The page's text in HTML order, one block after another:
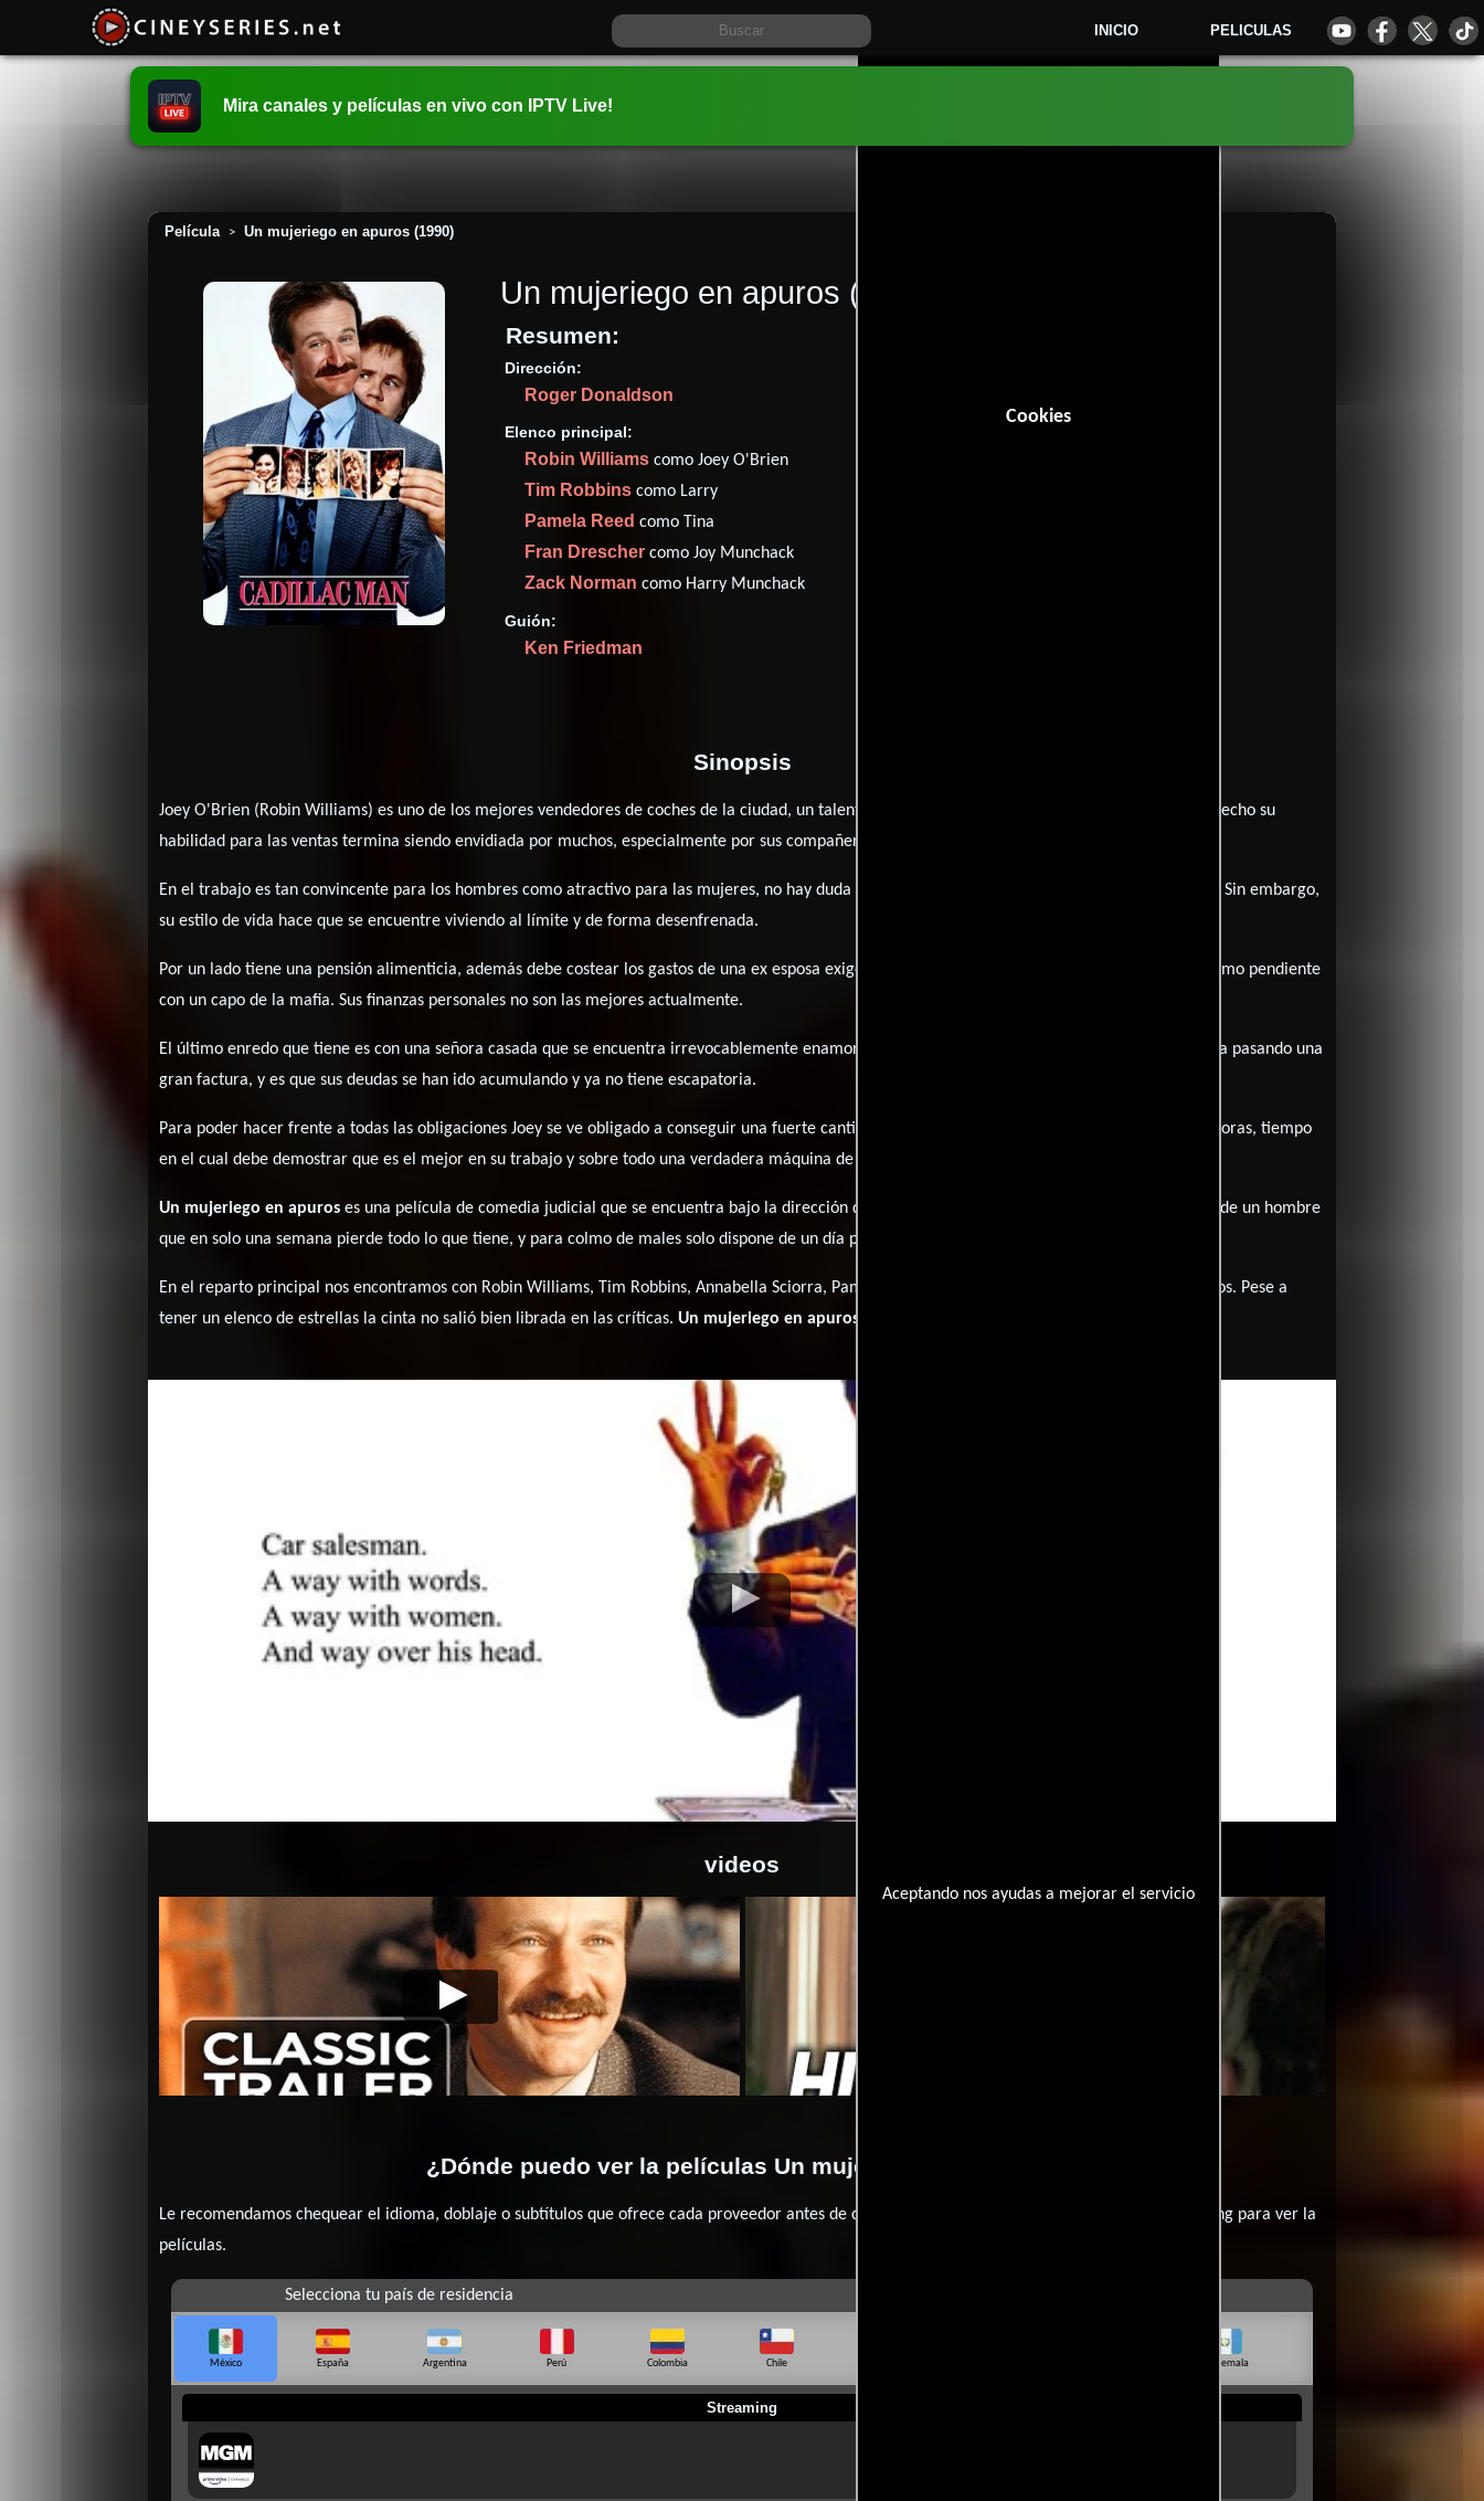
INICIO PELICULAS
Cookies
Aceptando nos ayudas a mejorar el servicio
Mira canales y películas en vivo con IPTV Live!
Película > Un mujeriego en apuros (1990)
Un mujeriego en apuros (1990)
Resumen:
Dirección:
Roger Donaldson
Elenco principal:
Robin Williams como Joey O'Brien
Tim Robbins como Larry
Pamela Reed como Tina
Fran Drescher como Joy Munchack
Zack Norman como Harry Munchack
Guión:
Ken Friedman
01 hr 37 min (97 minutos).
Sinopsis
Joey O'Brien (Robin Williams) es uno de los mejores vendedores de coches de la ciudad, un talento que es innegable y reconocido por muchos. De hecho su
habilidad para las ventas termina siendo envidiada por muchos, especialmente por sus compañeros de trabajo.
En el trabajo es tan convincente para los hombres como atractivo para las mujeres, no hay duda que no existe un solo negocio que no pueda cerrar. Sin embargo,
su estilo de vida hace que se encuentre viviendo al límite y de forma desenfrenada.
Por un lado tiene una pensión alimenticia, además debe costear los gastos de una ex esposa exigente, una hija desaparecida, y por último un préstamo pendiente
con un capo de la mafia. Sus finanzas personales no son las mejores actualmente.
El último enredo que tiene es con una señora casada que se encuentra irrevocablemente enamorada de él. Su vida de excesos finalmente le termina pasando una
gran factura, y es que sus deudas se han ido acumulando y ya no tiene escapatoria.
Para poder hacer frente a todas las obligaciones Joey se ve obligado a conseguir una fuerte cantidad de dinero. Cifra que debe obtener en solo 24 horas, tiempo
en el cual debe demostrar que es el mejor en su trabajo y sobre todo una verdadera máquina de hacer dinero.
Un mujeriego en apuros es una película de comedia judicial que se encuentra bajo la dirección de Roger Donaldson. La trama nos muestra la vida de un hombre
que en solo una semana pierde todo lo que tiene, y para colmo de males solo dispone de un día para solucionar todo este desastre.
En el reparto principal nos encontramos con Robin Williams, Tim Robbins, Annabella Sciorra, Pamela Reed, Paul Guilfoyle, Fran Drescher, entre otros. Pese a
tener un elenco de estrellas la cinta no salió bien librada en las críticas.Un mujeriego en apuros
videos
Video de la película Un mujeriego en apuros 1990-05-18
¿Dónde puedo ver la películas Un mujeriego en apuros?
Le recomendamos chequear el idioma, doblaje o subtítulos que ofrece cada proveedor antes de comprar, alquilar o contratar un servicio de streming para ver la
películas.
Selecciona tu país de residencia
México España Argentina Perú Colombia Chile Guatemala
Streaming